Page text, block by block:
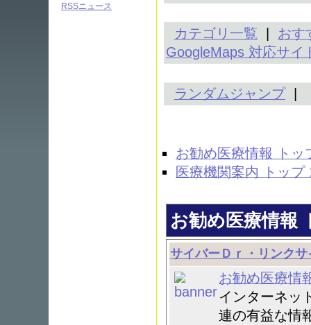
RSSニュース
カテゴリ一覧
おす
GoogleMaps 対応サイ
ランダムジャンプ|
お勧め医療情報 トッ
医療機関案内 トップ
お勧め医療情報
サイバーＤｒ・リンクサ
お勧め医療情
インターネッ
連の有益な情